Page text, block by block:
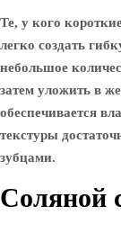
Те, у кого
легко создать
небольшое
затем уложить в
обеспечивается
текстуры
зубцами.
Соляной